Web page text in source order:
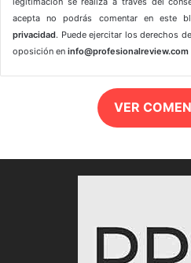
acepta no podrás comentar en este
privacidad. Puede ejercitar los derechos
oposición en info@profesionalreview.com
VER